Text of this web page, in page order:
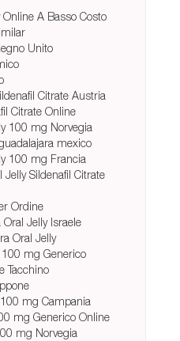
A Basso Costo
Unito
Citrate Austria
Citrate Online
100 mg Norvegia
mexico
100 mg Francia
Sildenafil Citrate
Ordine
Jelly Israele
Oral Jelly
mg Generico
Tacchino
mg Campania
mg Generico Online
mg Norvegia